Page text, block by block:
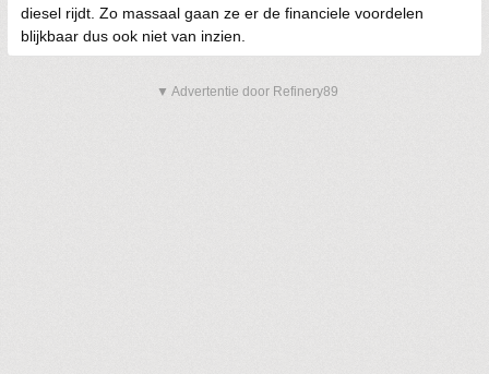
diesel rijdt. Zo massaal gaan ze er de financiele voordelen
blijkbaar dus ook niet van inzien.
▼ Advertentie door Refinery89